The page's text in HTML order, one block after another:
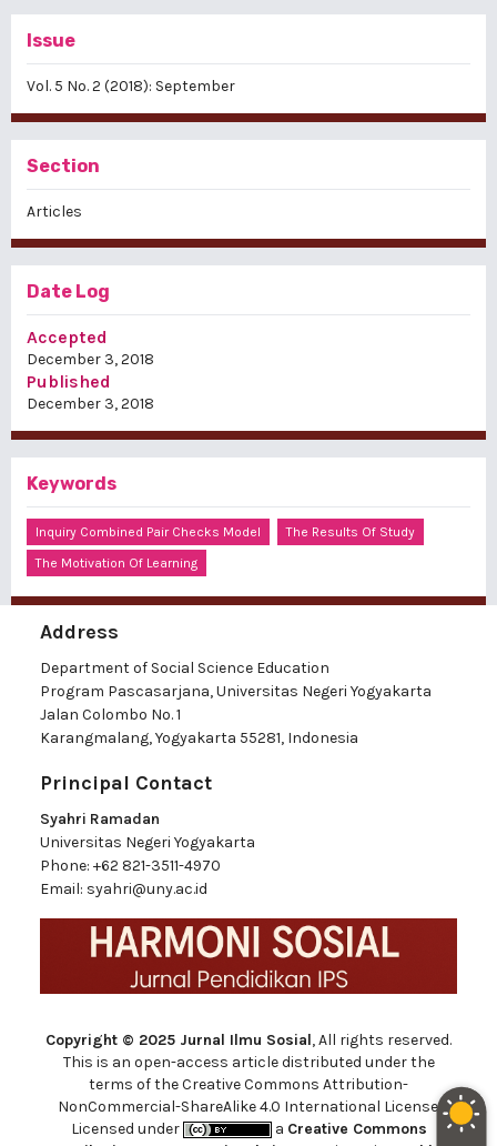
Issue
Vol. 5 No. 2 (2018): September
Section
Articles
Date Log
Accepted
December 3, 2018
Published
December 3, 2018
Keywords
Inquiry Combined Pair Checks Model
The Results Of Study
The Motivation Of Learning
Address
Department of Social Science Education
Program Pascasarjana, Universitas Negeri Yogyakarta
Jalan Colombo No. 1
Karangmalang, Yogyakarta 55281, Indonesia
Principal Contact
Syahri Ramadan
Universitas Negeri Yogyakarta
Phone: +62 821-3511-4970
Email: syahri@uny.ac.id
Copyright © 2025 Jurnal Ilmu Sosial, All rights reserved.
This is an open-access article distributed under the
terms of the Creative Commons Attribution-
NonCommercial-ShareAlike 4.0 International License.
Licensed under
a Creative Commons